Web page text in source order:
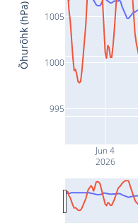
Jun 4
2026
995
1000
1005
Õhurõhk (hPa)